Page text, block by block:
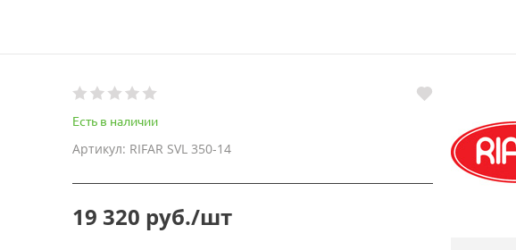
Есть в наличии
Артикул: RIFAR SVL 350-14
19 320 руб./шт